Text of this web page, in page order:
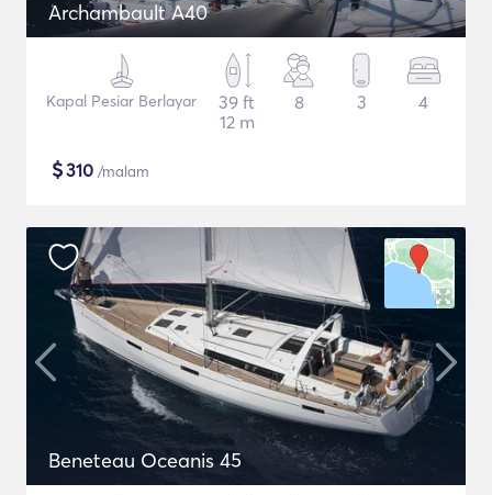
Archambault A40
Kapal Pesiar Berlayar
39 ft
12 m
8 3 4
$310 /malam
Beneteau Oceanis 45